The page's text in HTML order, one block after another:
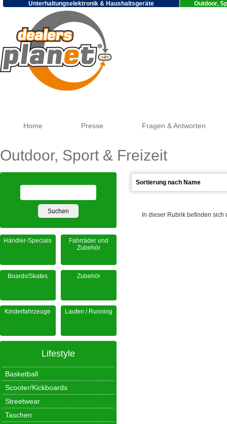
Unterhaltungselektronik & Haushaltsgeräte Outdoor,
Home Presse Fragen & Antworten
Outdoor, Sport & Freizeit
In dieser Rubrik befinden
Händler-Specials
Fahrräder und
Zubehör
Boards/Skates Zubehör
Kinderfahrzeuge Laufen / Running
Lifestyle
Basketball
Scooter/Kickboards
Streetwear
Taschen